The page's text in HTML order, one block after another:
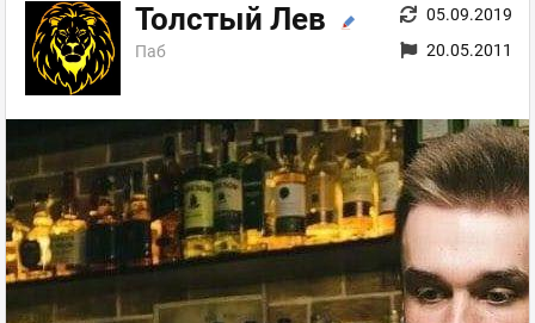
Толстый Лев
Паб
05.09.2019
20.05.2011